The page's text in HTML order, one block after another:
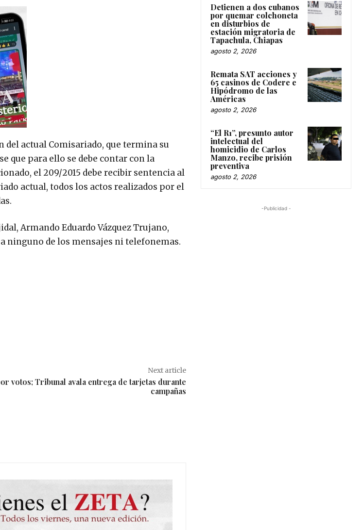
del actual Comisariado, que termina su
que para ello se debe contar con la
el 209/2015 debe recibir sentencia al
actual, todos los actos realizados por el
Armando Eduardo Vázquez Trujano,
ninguno de los mensajes ni telefonemas.
Next article
votos; Tribunal avala entrega de tarjetas durante
campañas
Detienen a dos cubanos
por quemar colchoneta
en disturbios de
estación migratoria de
Tapachula, Chiapas
agosto 2, 2026
Remata SAT acciones y
65 casinos de Codere e
Hipódromo de las
Américas
agosto 2, 2026
“El R1”, presunto autor
intelectual del
homicidio de Carlos
Manzo, recibe prisión
preventiva
agosto 2, 2026
-Publicidad -